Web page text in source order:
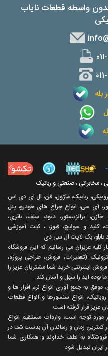
واسطه قطعات نایاب
، مخابراتی ، صنعتی و رباتیک
رباتیک، ماژول، فن، ال ای دی اس
آی سی، انواع چراغ های خودرو، پنل
ترانزیستور، دیود، سلف، باتری،
کلید و سوئیچ، فیوز، ، کیت آموزشی
تابلو، بک لایت ال سی دی
کليه عزيزان می رسانيم که اين فروشگاه
(تعميرات، فروش، طراحی پروژه،
فروش اينترنتی خريد شما مشتريان عزيز را
بوده ايد را سهل و آسان کند.
به جمع آوری انواع نرم افزار ها و
انواع سنسورها و انواع قطعات
عزيز قرار گرفته است.
مورد توجه است، واردات مستقیم انواع
کمترين زمان و رساندن آن بدست شما در
فروشگاه به لطف خداوند و همکاری شما
ایران تبديل شود.